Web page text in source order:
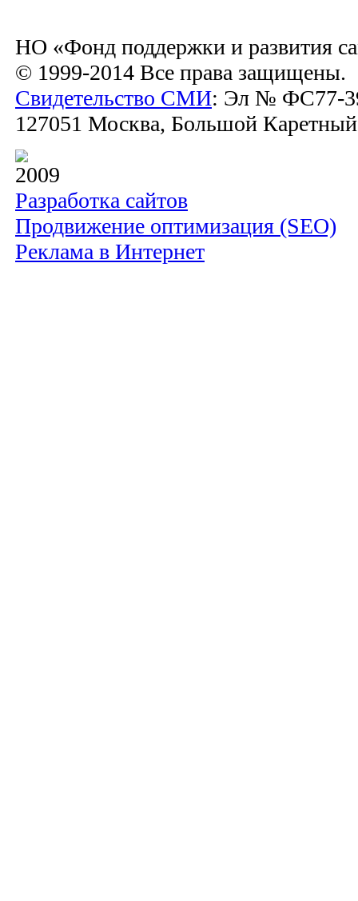
НО «Фонд поддержки и развития
© 1999-2014 Все права защищены.
Свидетельство СМИ: Эл № ФС77-
127051 Москва, Большой
2009
Разработка сайтов
Продвижение оптимизация (SEO)
Реклама в Интернет